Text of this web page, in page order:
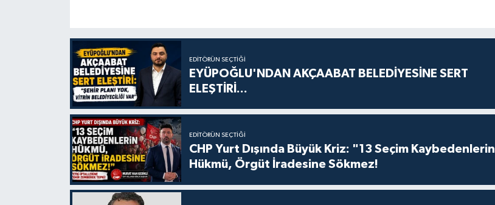
EDITÖRÜN SEÇTIĞI
EYÜPOĞLU'NDAN AKÇAABAT BELEDİYESİNE SERT
ELEŞTİRİ...
EDITÖRÜN SEÇTIĞI
CHP Yurt Dışında Büyük Kriz: "13 Seçim Kaybedenlerin
Hükmü, Örgüt İradesine Sökmez!